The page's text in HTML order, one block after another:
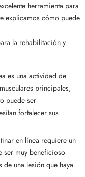
herramienta para
explicamos cómo puede
la rehabilitación y
es una actividad de
principales,
puede ser
fortalecer sus
en línea requiere un
ser muy beneficioso
una lesión que haya